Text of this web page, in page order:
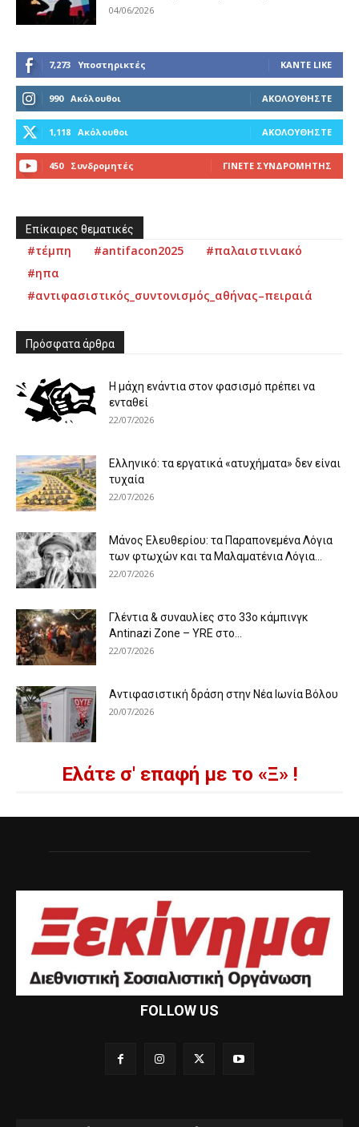
04/06/2026
7,273 Υποστηρικτές ΚΆΝΤΕ LIKE
990 Ακόλουθοι ΑΚΟΛΟΥΘΉΣΤΕ
1,118 Ακόλουθοι ΑΚΟΛΟΥΘΉΣΤΕ
450 Συνδρομητές ΓΊΝΕΤΕ ΣΥΝΔΡΟΜΗΤΉΣ
Επίκαιρες θεματικές
#τέμπη #antifacon2025
#παλαιστινιακό
#ηπα
#αντιφασιστικός_συντονισμός_αθήνας–πειραιά
Πρόσφατα άρθρα
Η μάχη ενάντια στον φασισμό πρέπει να
ενταθεί
22/07/2026
Ελληνικό: τα εργατικά «ατυχήματα» δεν είναι
τυχαία
22/07/2026
Μάνος Ελευθερίου: τα Παραπονεμένα Λόγια
των φτωχών και τα Μαλαματένια Λόγια...
22/07/2026
Γλέντια & συναυλίες στο 33ο κάμπινγκ
Antinazi Zone – YRE στο...
22/07/2026
Αντιφασιστική δράση στην Νέα Ιωνία Βόλου
20/07/2026
Ελάτε σ' επαφή με το «Ξ» !
FOLLOW US